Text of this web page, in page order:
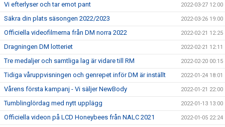
Vi efterlyser och tar emot pant 2022-03-27 12:00
Säkra din plats säsongen 2022/2023 2022-03-26 19:00
Officiella videofilmerna från DM norra 2022 2022-02-21 12:25
Dragningen DM lotteriet 2022-02-21 12:11
Tre medaljer och samtliga lag är vidare till RM 2022-02-20 00:15
Tidiga våruppvisningen och genrepet inför DM är inställt 2022-01-24 18:01
Vårens första kampanj - Vi säljer NewBody 2022-01-21 22:00
Tumblinglördag med nytt upplägg 2022-01-13 13:00
Officiella videon på LCD Honeybees från NALC 2021 2022-01-05 22:24